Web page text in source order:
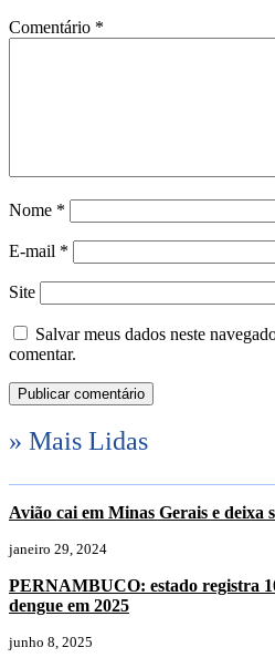
Comentário *
Nome *
E-mail *
Site
Salvar meus dados neste
comentar.
» Mais Lidas
Avião cai em Minas Gerais e deixa
janeiro 29, 2024
PERNAMBUCO: estado registra
dengue em 2025
junho 8, 2025